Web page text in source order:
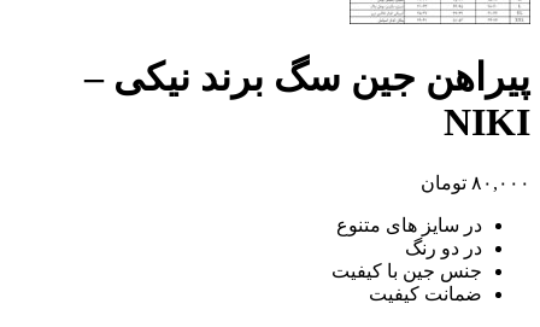
پیراهن جین سگ برند نیکی –
NIKI
۸۰,۰۰۰ تومان
در سایز های متنوع
در دو رنگ
جنس جین با کیفیت
ضمانت کیفیت